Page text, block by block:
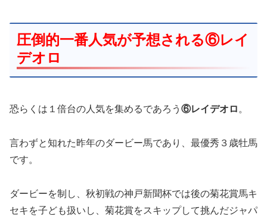
圧倒的一番人気が予想される⑥レイ
デオロ
恐らくは１倍台の人気を集めるであろう ⑥レイデオロ 。
言わずと知れた昨年のダービー馬であり、最優秀３歳牡馬
です。
ダービーを制し、秋初戦の神戸新聞杯では後の菊花賞馬キ
セキを子ども扱いし、菊花賞をスキップして挑んだジャパ